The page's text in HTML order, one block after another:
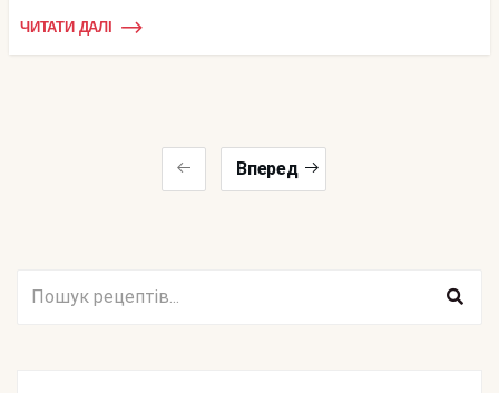
ЧИТАТИ ДАЛІ
Вперед